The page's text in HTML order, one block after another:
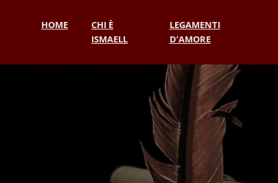
HOME
CHI È
ISMAELL
LEGAMENTI
D’AMORE